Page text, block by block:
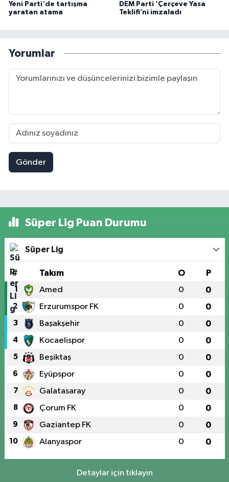
Yeni Parti'de tartışma
yaratan atama
DEM Parti ’Çerçeve Yasa
Teklifi’ni imzaladı
Yorumlar
Gönder
Süper Lig Puan Durumu
Süper Lig
# Takım O P
1 Amed 0 0
2 Erzurumspor FK 0 0
3 Başakşehir 0 0
4 Kocaelispor 0 0
5 Beşiktaş 0 0
6 Eyüpspor 0 0
7 Galatasaray 0 0
8 Çorum FK 0 0
9 Gaziantep FK 0 0
10 Alanyaspor 0 0
Detaylar için tıklayın